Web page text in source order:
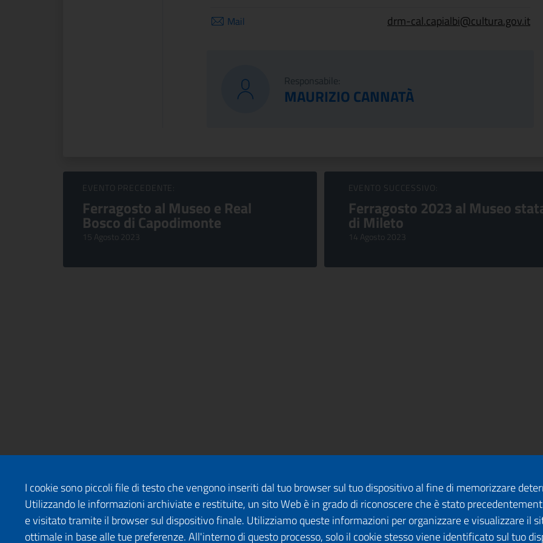
Mail drm-cal.capialbi@cultura.gov.it
Responsabile:
MAURIZIO CANNATÀ
Sfoglia Eventi
EVENTO PRECEDENTE:
Ferragosto al Museo e Real
Bosco di Capodimonte
15 Agosto 2023
EVENTO SUCCESSIVO:
Ferragosto 2023 al Museo
di Mileto
14 Agosto 2023
I cookie sono piccoli file di testo che vengono inseriti dal tuo browser sul tuo dispositivo al fine di memorizzare
Utilizzando le informazioni archiviate e restituite, un sito Web è in grado di riconoscere che è stato
e visitato tramite il browser sul dispositivo finale. Utilizziamo queste informazioni per organizzare e visualizzare il
ottimale in base alle tue preferenze. All'interno di questo processo, solo il cookie stesso viene identificato sul tuo